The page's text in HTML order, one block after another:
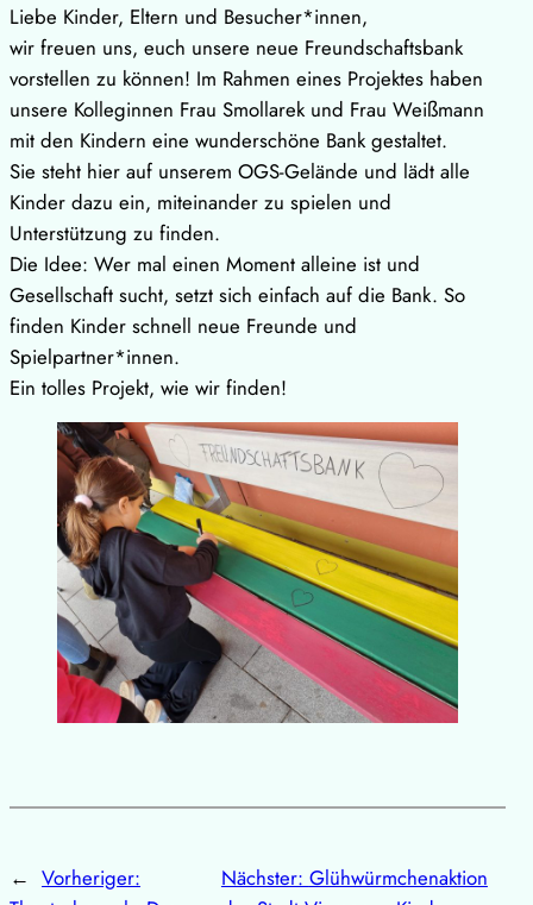
​Liebe Kinder, Eltern und Besucher*innen,
​wir freuen uns, euch unsere neue Freundschaftsbank
vorstellen zu können! Im Rahmen eines Projektes haben
unsere Kolleginnen Frau Smollarek und Frau Weißmann
mit den Kindern eine wunderschöne Bank gestaltet.
​Sie steht hier auf unserem OGS-Gelände und lädt alle
Kinder dazu ein, miteinander zu spielen und
Unterstützung zu finden.
​Die Idee: Wer mal einen Moment alleine ist und
Gesellschaft sucht, setzt sich einfach auf die Bank. So
finden Kinder schnell neue Freunde und
Spielpartner*innen.
​Ein tolles Projekt, wie wir finden!
← Vorheriger:
Nächster: Glühwürmchenaktion